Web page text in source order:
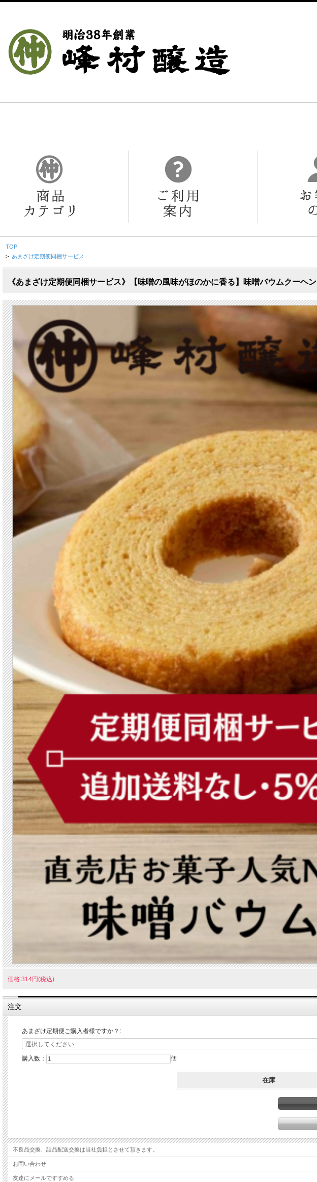
TOP
> あまざけ定期便同梱サービス
《あまざけ定期便同梱サービス》【味噌の風味がほのかに香る】味噌バウムクーヘン
価格:314円(税込)
注文
あまざけ定期便ご購入者様ですか？:
購入数： 個
在庫
不良品交換、誤品配送交換は当社負担とさせて頂きます。
お問い合わせ
友達にメールですすめる